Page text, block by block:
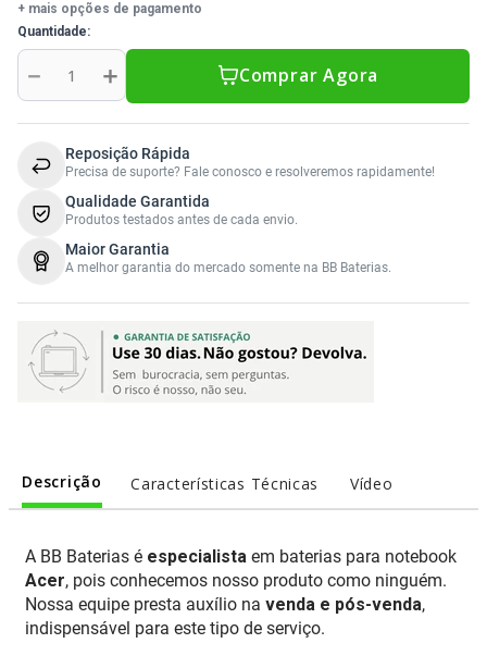
+ mais opções de pagamento
Quantidade
＋
－ Comprar Agora
Reposição Rápida
Precisa de suporte? Fale conosco e resolveremos rapidamente!
Qualidade Garantida
Produtos testados antes de cada envio.
Maior Garantia
A melhor garantia do mercado somente na BB Baterias.
Descrição Características Técnicas Vídeo
A BB Baterias é especialista em baterias para notebook
Acer, pois conhecemos nosso produto como ninguém.
Nossa equipe presta auxílio na venda e pós-venda,
indispensável para este tipo de serviço.